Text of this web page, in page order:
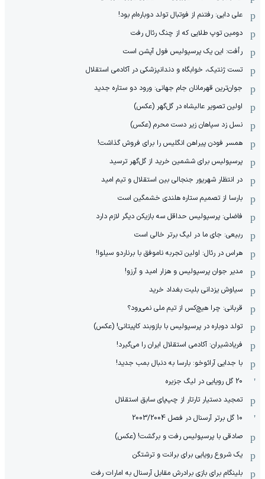
علی دایی: رفتنم از فوتبال تولد دوباره‌ام بود!
دومین توپ طلایی که از چنگ رئال رفت
رأفت: این یک پرسپولیس فول آپشن است
تست ژنتیک، خوابگاه و دندانپزشکی در آکادمی استقلال
جوان‌ترین قهرمانان جام جهانی: ورود دو ستاره جدید
اولین تصویر عالیشاه در گل‌گهر (عکس)
نسل زد سپاهان زیر دست محرم (عکس)
همسر فودن پیراهن انگلیس را برای فروش گذاشت!
پرسپولیس برای ششمین خرید از گل‌گهر ترسید
در انتظار شهریور جنجالی بین استقلال و تیم امید
بارسا از تصمیم ستاره هلندی خشمگین است
فاضلی: پرسپولیس حداقل سه بازیکن دیگر لازم دارد
ربیعی: جای ما در لیگ برتر خالی است
هراس در رئال: اولین تجربه ناموفق با برناردو سیلوا!
مدیر جوان پرسپولیس و هزار امید و آرزو!
سیاوش یزدانی بلیت بغداد خرید
قربانی: چرا هیچ‌کس از تیم ملی نمی‌رود؟
تولد دوباره در پرسپولیس با بازوبند کاپیتانی! (عکس)
فریادشیران: آکادمی استقلال ایران را می‌گیرد!
با جدایی آرائوخو: بارسا به دنبال بمب جدید!
20 گل رویایی در لیگ جزیره
تمجید دستیار تارتار از چپ‌پای سابق استقلال
10 گل برتر آرسنال در فصل 2003/2004
صادقی با پرسپولیس رفت و برگشت! (عکس)
یک شروع رویایی برای برانت و ترشتگن
بلینگام برای بازی برادرش مقابل آرسنال به امارات رفت